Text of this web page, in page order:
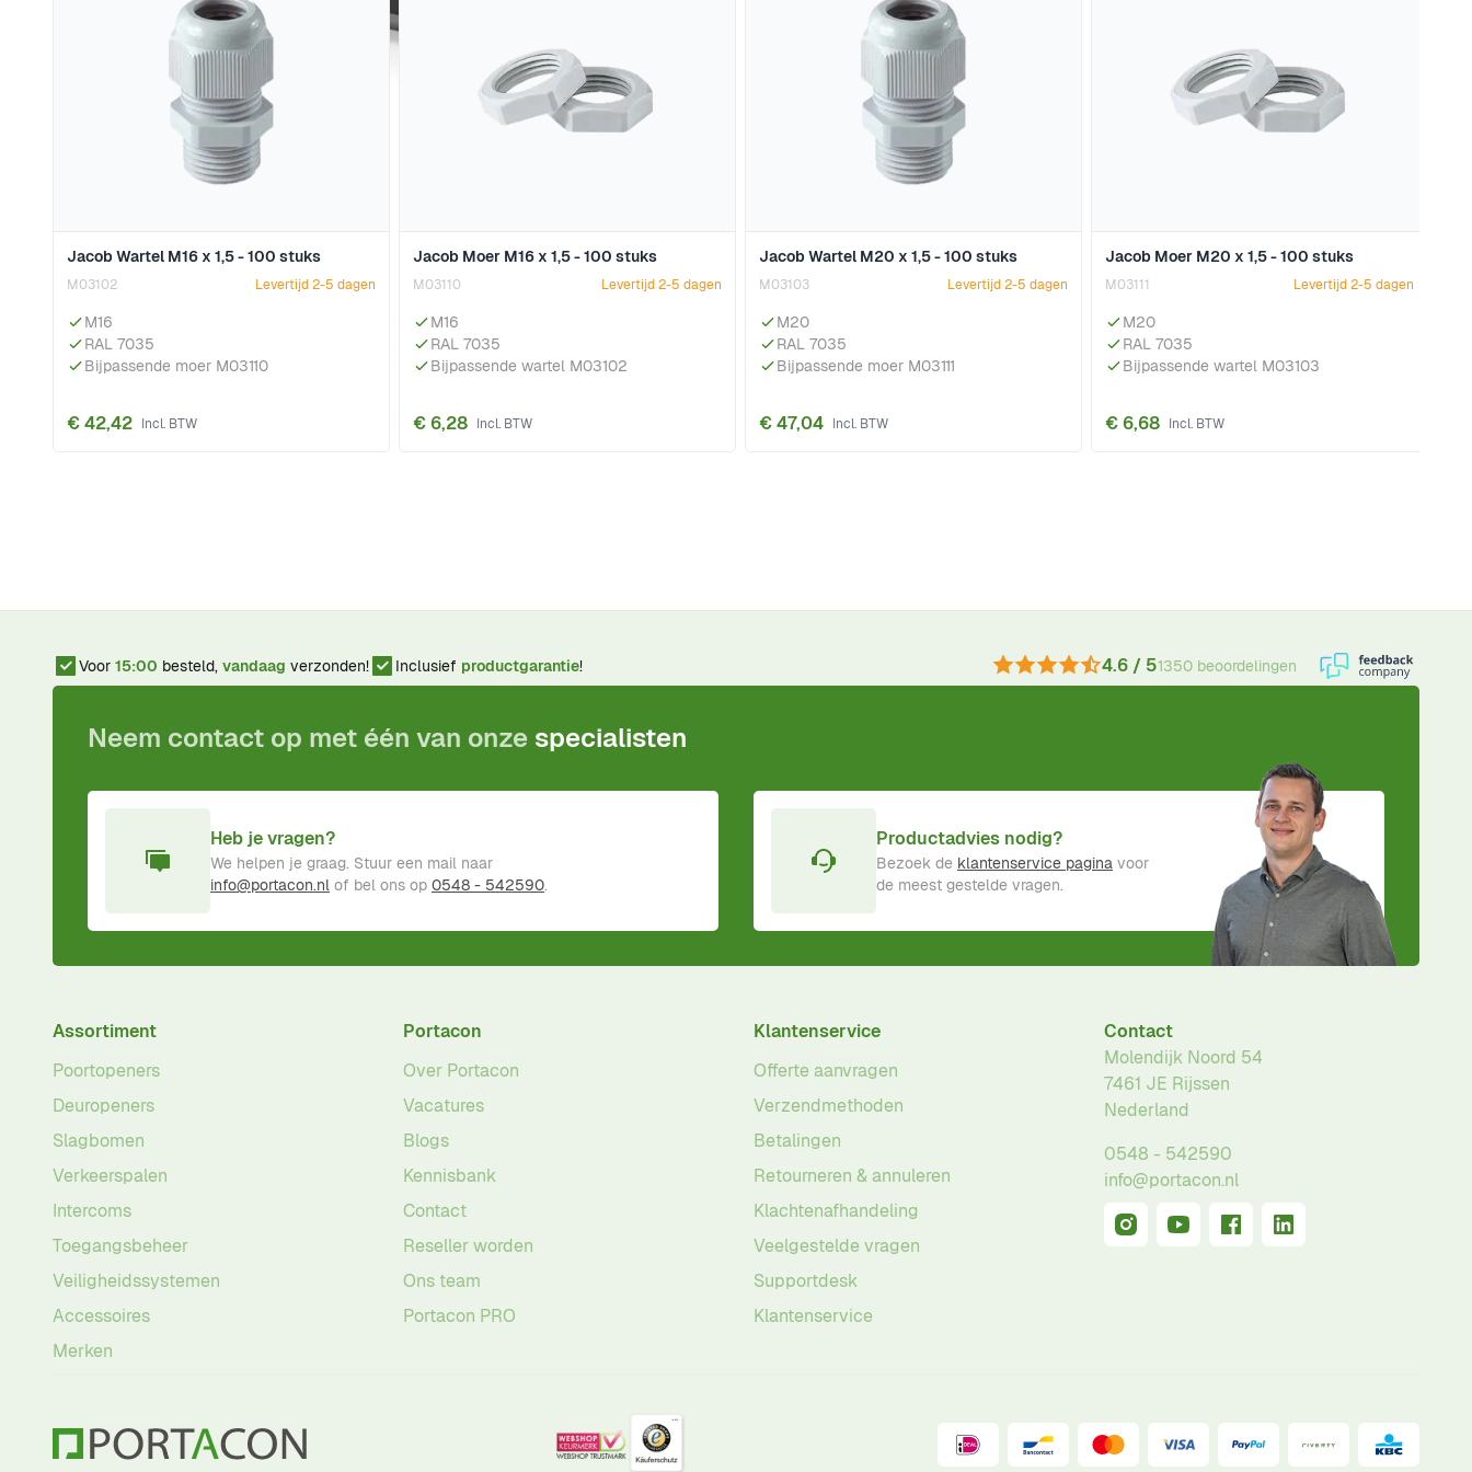
Jacob Wartel M16 x 1,5 - 100 stuks
M03102 Levertijd 2-5 dagen
M16
RAL 7035
Bijpassende moer M03110
€ 42,42
Jacob Moer M16 x 1,5 - 100 stuks
M03110 Levertijd 2-5 dagen
M16
RAL 7035
Bijpassende wartel M03102
€ 6,28
Jacob Wartel M20 x 1,5 - 100 stuks
M03103 Levertijd 2-5 dagen
M20
RAL 7035
Bijpassende moer M03111
€ 47,04
Jacob Moer M20 x 1,5 - 100 stuks
M03111 Levertijd 2-5 dagen
M20
RAL 7035
Bijpassende wartel M03103
€ 6,68
Voor 15:00 besteld, vandaag verzonden! Inclusief productgarantie! 4.6 / 51350 beoordelingen
Neem contact op met één van onze specialisten
Heb je vragen?
We helpen je graag. Stuur een mail naar
info@portacon.nl of bel ons op 0548 - 542590.
Productadvies nodig?
Bezoek de klantenservice pagina voor
de meest gestelde vragen.
Assortiment
Poortopeners
Deuropeners
Slagbomen
Verkeerspalen
Intercoms
Toegangsbeheer
Veiligheidssystemen
Accessoires
Merken
Portacon
Over Portacon
Vacatures
Blogs
Kennisbank
Contact
Reseller worden
Ons team
Portacon PRO
Klantenservice
Offerte aanvragen
Verzendmethoden
Betalingen
Retourneren & annuleren
Klachtenafhandeling
Veelgestelde vragen
Supportdesk
Klantenservice
Contact
Molendijk Noord 54
7461 JE Rijssen
Nederland
0548 - 542590
info@portacon.nl